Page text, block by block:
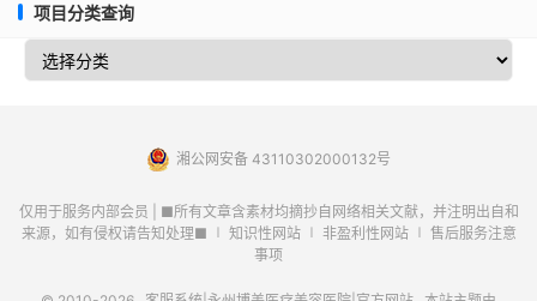
项目分类查询
湘公网安备 43110302000132号
仅用于服务内部会员 | ■所有文章含素材均摘抄自网络相关文献，并注明出自和
来源，如有侵权请告知处理■ ∣ 知识性网站 ∣ 非盈利性网站 ∣ 售后服务注意
事项